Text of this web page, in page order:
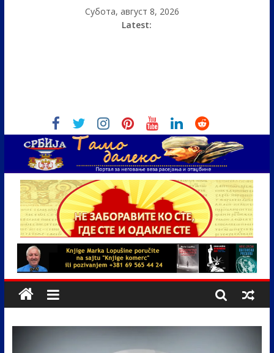
Субота, август 8, 2026
Latest: